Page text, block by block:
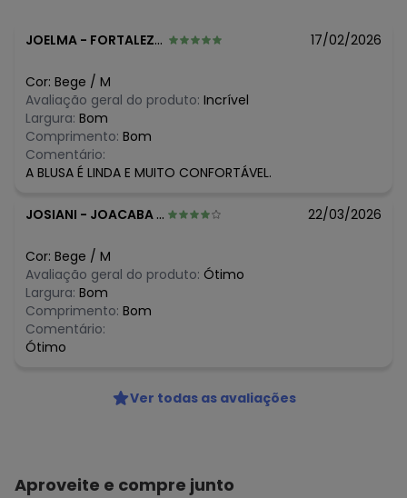
Composição: 100% algodão 100% algodão
Histórico de preços
O preço apresentado abaixo é o menor oferecido em
algum dia do mês, para o menor tamanho disponível.
agosto/2026
julho/2026
R$ 43,96
abril/2026 R$ 60,44
fevereiro/2026
JOELMA - FORTALEZA - CE 17/02/2026
Cor: Bege / M
Avaliação geral do produto: Incrível
Largura: Bom
Comprimento: Bom
Comentário:
A BLUSA É LINDA E MUITO CONFORTÁVEL.
JOSIANI - JOACABA - SC 22/03/2026
Cor: Bege / M
Avaliação geral do produto: Ótimo
Largura: Bom
Comprimento: Bom
Comentário:
Ótimo
Ver todas as avaliações
Aproveite e compre junto